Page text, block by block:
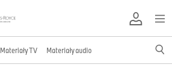
Materiały TV Materiały audio